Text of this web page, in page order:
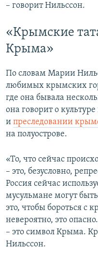
– говорит Нильссон.
«Крымские
Крыма»
По словам Марии
любимых крымских
где она бывала
она говорит о
и преследовании
на полуострове.
«То, что сейчас
– это, безусловно,
Россия сейчас
мусульмане могут
это, чтобы бороться с
невероятно, это
– это символ Крыма.
Нильссон.